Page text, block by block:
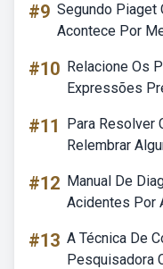
#9 Segundo Piaget
Acontece Por
#10 Relacione Os
Expressões
#11
Para Resolver
Relembrar
#12 Manual De
Acidentes Por
#13 A Técnica De
Pesquisadora